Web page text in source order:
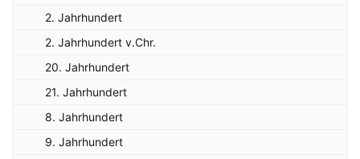
2. Jahrhundert
2. Jahrhundert v.Chr.
20. Jahrhundert
21. Jahrhundert
8. Jahrhundert
9. Jahrhundert